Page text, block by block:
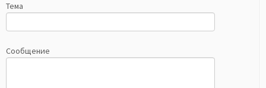
Тема
Сообщение